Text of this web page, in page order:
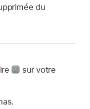
du
sur votre